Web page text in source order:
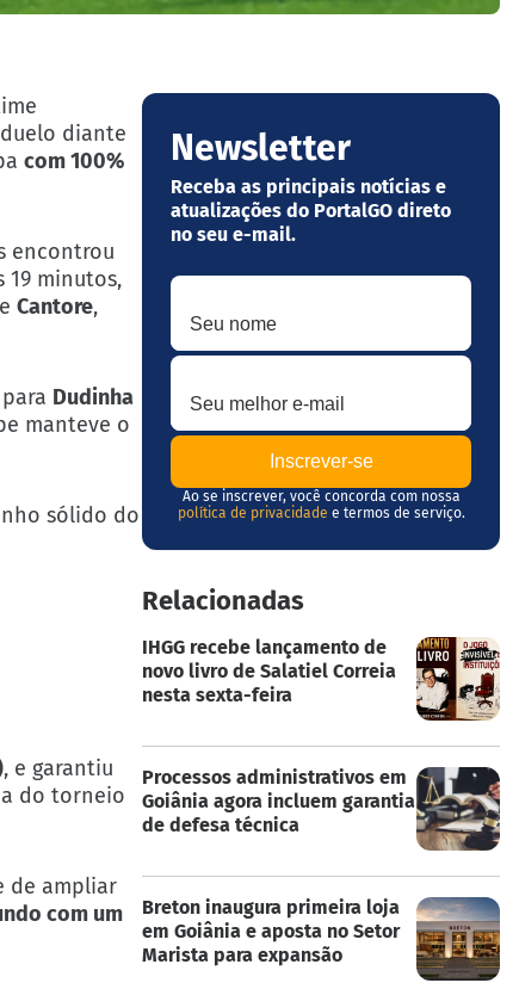
diante
com 100%
encontrou
minutos,
Cantore,
Dudinha
manteve o
sólido do
, e garantiu
do torneio
de ampliar
com um
Newsletter
Receba as principais notícias e
atualizações do PortalGO direto
no seu e-mail.
Seu nome
Seu melhor e-mail
Ao se inscrever, você concorda com nossa
política de privacidade e termos de serviço.
Relacionadas
IHGG recebe lançamento de
novo livro de Salatiel Correia
nesta sexta-feira
Processos administrativos em
Goiânia agora incluem garantia
de defesa técnica
Breton inaugura primeira loja
em Goiânia e aposta no Setor
Marista para expansão